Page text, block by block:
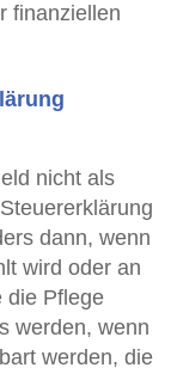
finanziellen
nicht als
dann, wenn
wird oder an
die Pflege
werden, wenn
werden, die